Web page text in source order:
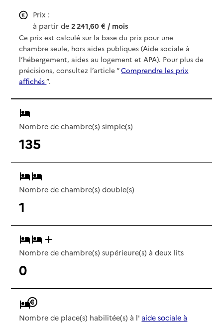
Prix :
à partir de2 241,60 € / mois
Ce prix est calculé sur la base du prix pour une
chambre seule, hors aides publiques (Aide sociale à
l’hébergement, aides au logement et APA). Pour plus de
précisions, consultez l’article “Comprendre les prix
affichés”.
Nombre de chambre(s) simple(s)
135
Nombre de chambre(s) double(s)
1
Nombre de chambre(s) supérieure(s) à deux lits
0
Nombre de place(s) habilitée(s) à l' aide sociale à